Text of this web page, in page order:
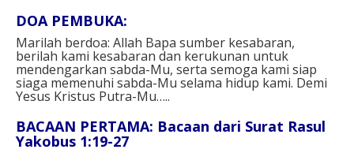
DOA PEMBUKA:
Marilah berdoa: Allah Bapa sumber kesabaran,
berilah kami kesabaran dan kerukunan untuk
mendengarkan sabda-Mu, serta semoga kami siap
siaga memenuhi sabda-Mu selama hidup kami. Demi
Yesus Kristus Putra-Mu…..
BACAAN PERTAMA: Bacaan dari Surat Rasul
Yakobus 1:19-27